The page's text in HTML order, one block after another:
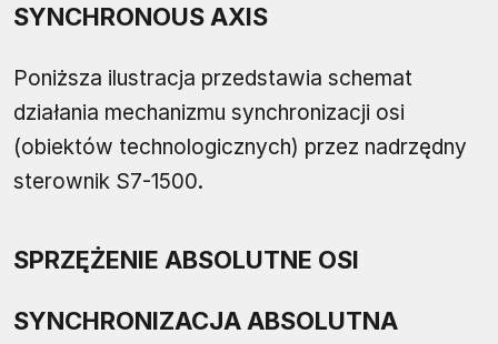
SYNCHRONOUS AXIS
Poniższa ilustracja przedstawia schemat
działania mechanizmu synchronizacji osi
(obiektów technologicznych) przez nadrzędny
sterownik S7-1500.
SPRZĘŻENIE ABSOLUTNE OSI
SYNCHRONIZACJA ABSOLUTNA